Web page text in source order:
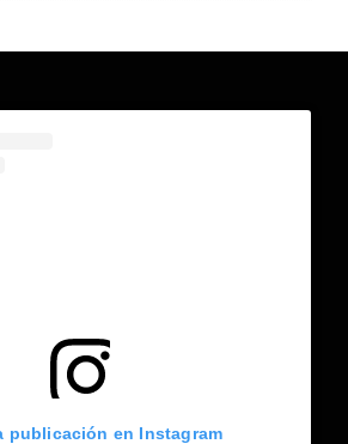
publicación en Instagram